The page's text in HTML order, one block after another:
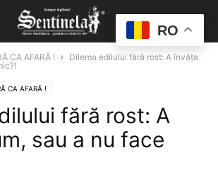
CA AFARĂ !
Dilema edilului fără rost: A învăţa
CA AFARĂ !
fără rost: A
sau a nu face
RO